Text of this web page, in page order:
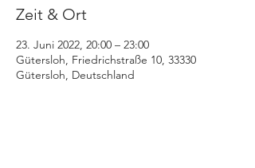
Zeit & Ort
23. Juni 2022, 20:00 – 23:00
Gütersloh, Friedrichstraße 10, 33330
Gütersloh, Deutschland